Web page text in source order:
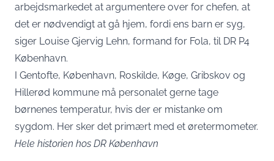
arbejdsmarkedet at argumentere over for chefen, at
det er nødvendigt at gå hjem, fordi ens barn er syg,
siger Louise Gjervig Lehn, formand for Fola, til DR P4
København.
I Gentofte, København, Roskilde, Køge, Gribskov og
Hillerød kommune må personalet gerne tage
børnenes temperatur, hvis der er mistanke om
sygdom. Her sker det primært med et øretermometer.
Hele historien hos DR København